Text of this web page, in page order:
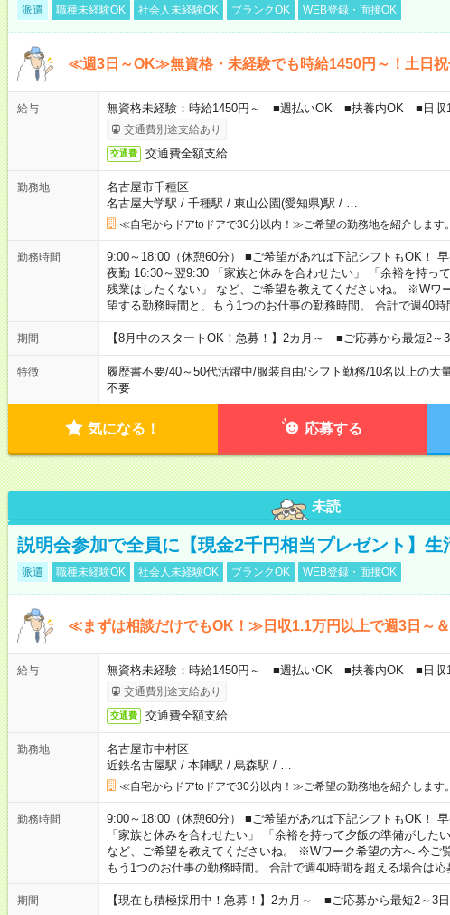
派遣 職種未経験OK 社会人未経験OK ブランクOK WEB登録・面接OK
≪週3日～OK≫無資格・未経験でも時給1450円～！土日祝
給与 無資格未経験：時給1450円～ ■週払いOK ■扶養内OK ■日収
交通費別途支給あり
交通費 交通費全額支給
勤務地
名古屋市千種区
名古屋大学駅 / 千種駅 / 東山公園(愛知県)駅 /
≪自宅からドアtoドアで30分以内！≫ご希望の勤務地を紹介します。
勤務時間
9:00～18:00（休憩60分） ■ご希望があれば下記シフトもOK！
夜勤 16:30～翌9:30 「家族と休みを合わせたい」 「余裕を持っ
残業はしたくない」 など、ご希望を教えてくださいね。 ※Wワ
望する勤務時間と、もう1つのお仕事の勤務時間。 合計で週40時
期間 【8月中のスタートOK！急募！】2カ月～ ■ご応募から最短2～
特徴 履歴書不要/40～50代活躍中/服装自由/シフト勤務/10名以上の大
不要
気になる！ 応募する
未読
説明会参加で全員に【現金2千円相当プレゼント】生
派遣 職種未経験OK 社会人未経験OK ブランクOK WEB登録・面接OK
≪まずは相談だけでもOK！≫日収1.1万円以上で週3日～＆
給与 無資格未経験：時給1450円～ ■週払いOK ■扶養内OK ■日収
交通費別途支給あり
交通費 交通費全額支給
勤務地
名古屋市中村区
近鉄名古屋駅 / 本陣駅 / 烏森駅 /
≪自宅からドアtoドアで30分以内！≫ご希望の勤務地を紹介します。
勤務時間
9:00～18:00（休憩60分） ■ご希望があれば下記シフトもOK！
「家族と休みを合わせたい」 「余裕を持って夕飯の準備がした
など、ご希望を教えてくださいね。 ※Wワーク希望の方へ 今ご
もう1つのお仕事の勤務時間。 合計で週40時間を超える場合は応
期間 【現在も積極採用中！急募！】2カ月～ ■ご応募から最短2～3